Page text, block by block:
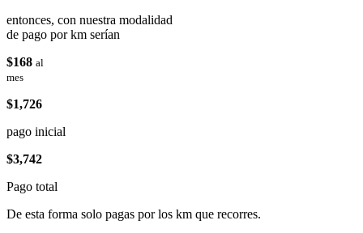
entonces, con nuestra modalidad
de pago por km serían
$168 al
mes
$1,726
pago inicial
$3,742
Pago total
De esta forma solo pagas por los km que recorres.